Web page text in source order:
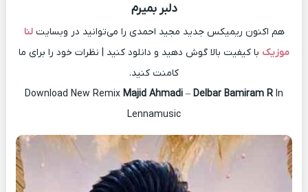
دلبر بمیرم
هم اکنون ریمیکس جدید مجید احمدی را می‌توانید در وبسایتلنا
موزیک با کیفیت بالا گوش دهید و دانلود کنید | نظرات خود را برای ما
کامنت کنید.
Download New Remix Majid Ahmadi – Delbar Bamiram R In
Lennamusic